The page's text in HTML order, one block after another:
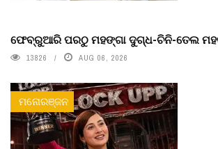
ଫେବ୍ରୁଆରି ପରଠୁ ମହଙ୍ଗା ଦୁଗ୍ଧ-ଚିନି-ତେଲ
13826 AUG 06, 2026
ମନୋରଞ୍ଜନ